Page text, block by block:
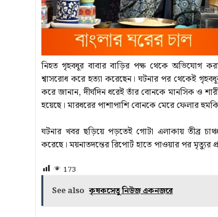
নিহত গৃহবধূর বাবার বাড়ির পক্ষ থেকে অভিযোগ
শ্বাসরোধ করে হত্যা করেছেন। ঘটনার পর থেকেই
করে জানান, দীর্ঘদিন ধরেই তাঁর বোনকে মানসিক ও
হয়েছে। মারধরের পাশাপাশি বোনকে মেরে ফেলার
ঘটনার খবর ছড়িয়ে পড়তেই গোটা এলাকায় তীব্র
করেছে। ময়নাতদন্তের রিপোর্ট হাতে পাওয়ার পর
173
See also কৃষকসেতু নিউজ একনজরে